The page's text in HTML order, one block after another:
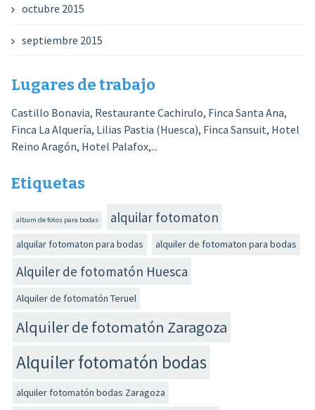
octubre 2015
septiembre 2015
Lugares de trabajo
Castillo Bonavia, Restaurante Cachirulo, Finca Santa Ana,
Finca La Alquería, Lilias Pastia (Huesca), Finca Sansuit, Hotel
Reino Aragón, Hotel Palafox,...
Etiquetas
album de fotos para bodas alquilar fotomaton
alquilar fotomaton para bodas alquiler de fotomaton para bodas
Alquiler de fotomatón Huesca
Alquiler de fotomatón Teruel
Alquiler de fotomatón Zaragoza
Alquiler fotomatón bodas
alquiler fotomatón bodas Zaragoza